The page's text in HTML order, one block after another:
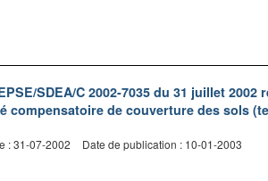
SDEA/C 2002-7035 du 31 juillet 2002
de couverture des sols
: 31-07-2002 Date de publication : 10-01-2003